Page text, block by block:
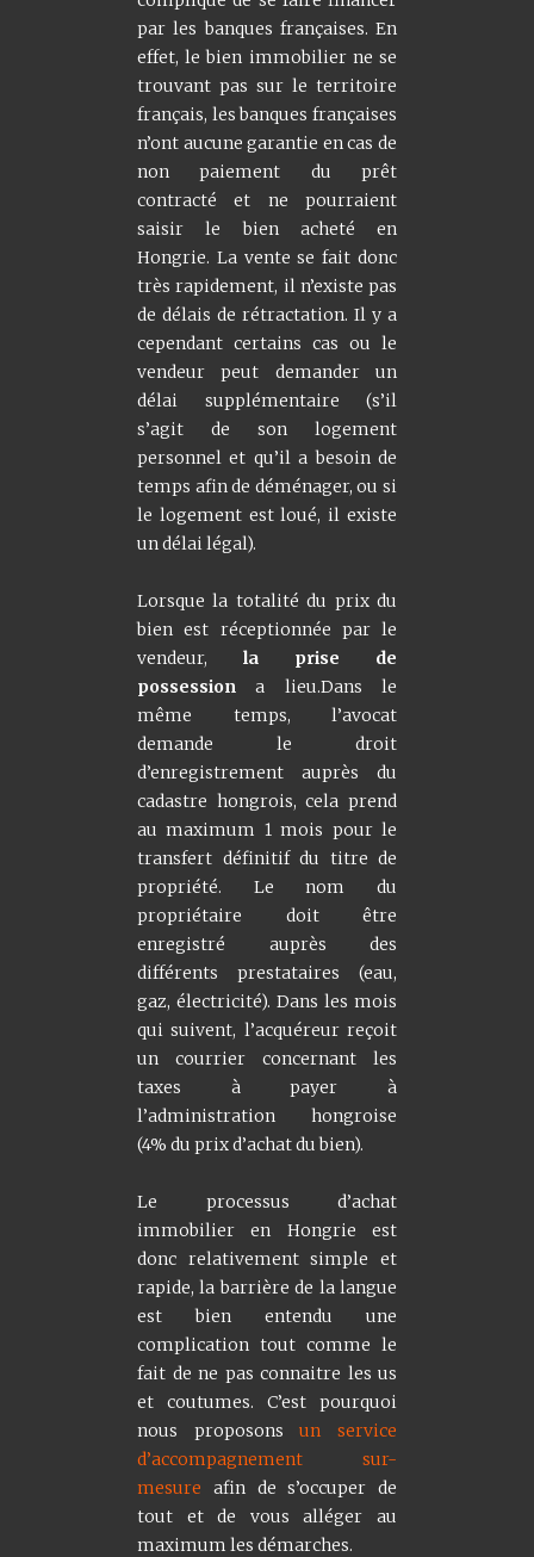
par les banques françaises. En
effet, le bien immobilier ne se
trouvant pas sur le territoire
français, les banques françaises
n’ont aucune garantie en cas de
non paiement du prêt
contracté et ne pourraient
saisir le bien acheté en
Hongrie. La vente se fait donc
très rapidement, il n’existe pas
de délais de rétractation. Il y a
cependant certains cas ou le
vendeur peut demander un
délai supplémentaire (s’il
s’agit de son logement
personnel et qu’il a besoin de
temps afin de déménager, ou si
le logement est loué, il existe
un délai légal).
Lorsque la totalité du prix du
bien est réceptionnée par le
vendeur, la prise de
possession a lieu.Dans le
même temps, l’avocat
demande le droit
d’enregistrement auprès du
cadastre hongrois, cela prend
au maximum 1 mois pour le
transfert définitif du titre de
propriété. Le nom du
propriétaire doit être
enregistré auprès des
différents prestataires (eau,
gaz, électricité). Dans les mois
qui suivent, l’acquéreur reçoit
un courrier concernant les
taxes à payer à
l’administration hongroise
(4% du prix d’achat du bien).
Le processus d’achat
immobilier en Hongrie est
donc relativement simple et
rapide, la barrière de la langue
est bien entendu une
complication tout comme le
fait de ne pas connaitre les us
et coutumes. C’est pourquoi
nous proposonsun service
d’accompagnement sur-
mesure afin de s’occuper de
tout et de vous alléger au
maximum les démarches.